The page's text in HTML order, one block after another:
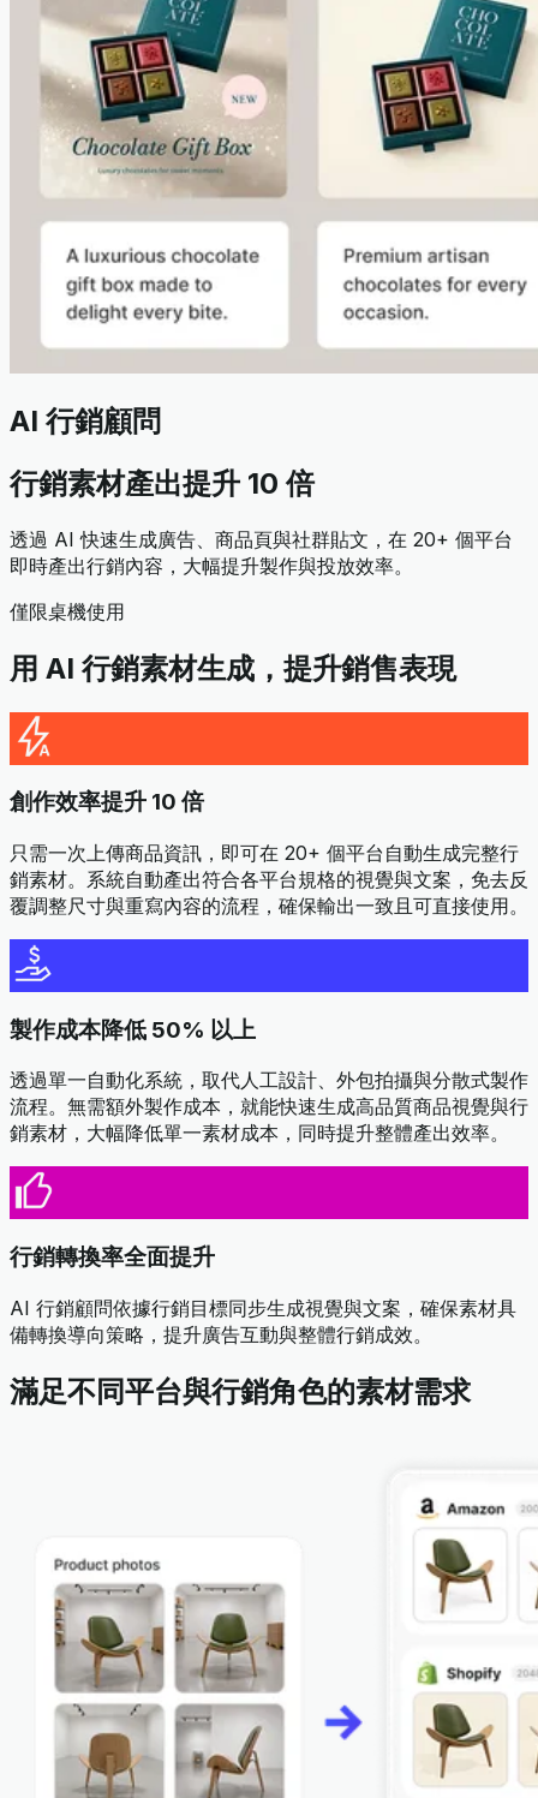
AI 行銷顧問
行銷素材產出提升 10 倍
透過 AI 快速生成廣告、商品頁與社群貼文，在 20+ 個平台
即時產出行銷內容，大幅提升製作與投放效率。
僅限桌機使用
用 AI 行銷素材生成，提升銷售表現
創作效率提升 10 倍
只需一次上傳商品資訊，即可在 20+ 個平台自動生成完整行
銷素材。系統自動產出符合各平台規格的視覺與文案，免去反
覆調整尺寸與重寫內容的流程，確保輸出一致且可直接使用。
製作成本降低 50% 以上
透過單一自動化系統，取代人工設計、外包拍攝與分散式製作
流程。無需額外製作成本，就能快速生成高品質商品視覺與行
銷素材，大幅降低單一素材成本，同時提升整體產出效率。
行銷轉換率全面提升
AI 行銷顧問依據行銷目標同步生成視覺與文案，確保素材具
備轉換導向策略，提升廣告互動與整體行銷成效。
滿足不同平台與行銷角色的素材需求